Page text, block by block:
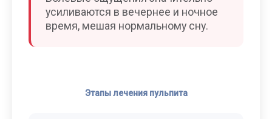
усиливаются в вечернее и ночное
время, мешая нормальному сну.
Этапы лечения пульпита